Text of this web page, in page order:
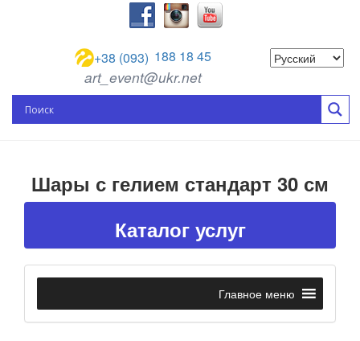
+38 (093) 188 18 45
art_event@ukr.net
Шары с гелием стандарт 30 см
Каталог услуг
Главное меню